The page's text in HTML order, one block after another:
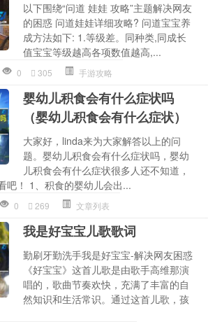
以下围绕“问道 娃娃 攻略”主题解决网友
的困惑 问道娃娃详细攻略? 问道宝宝养
成方法如下: 1.等级差。同种类,同成长
值宝宝等级越高各项数值越高,...
0 305 手游攻略
婴幼儿积食会有什么症状吗
（婴幼儿积食会有什么症状）
大家好，linda来为大家解答以上的问
题。婴幼儿积食会有什么症状吗，婴幼
儿积食会有什么症状很多人还不知道，
吧！ 1、积食的婴幼儿会出...
0 269 文章列表
我是好宝宝儿歌歌词
勤刷牙勤洗手我是好宝宝-解决网友困惑
《好宝宝》这首儿歌是由歌手高维那演
唱的，歌曲节奏欢快，充满了丰富的自
然知识和生活常识。通过这首儿歌，孩